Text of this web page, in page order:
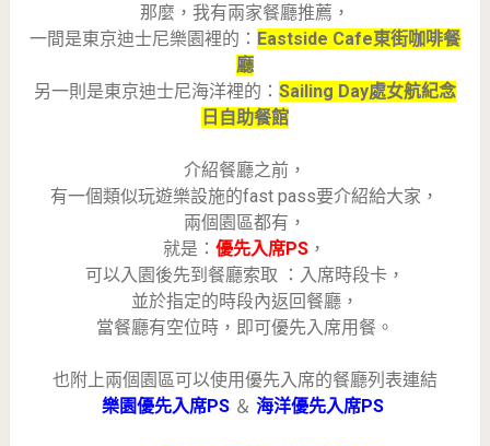
那麼，我有兩家餐廳推薦，
一間是東京迪士尼樂園裡的： Eastside Cafe東街咖啡餐
廳
另一則是東京迪士尼海洋裡的： Sailing Day處女航紀念
日自助餐館
介紹餐廳之前，
有一個類似玩遊樂設施的fast pass要介紹給大家，
兩個園區都有，
就是：優先入席PS ，
可以入園後先到餐廳索取 ：入席時段卡，
並於指定的時段內返回餐廳，
當餐廳有空位時，即可優先入席用餐。
也附上兩個園區可以使用優先入席的餐廳列表連結
樂園優先入席PS＆ 海洋優先入席PS